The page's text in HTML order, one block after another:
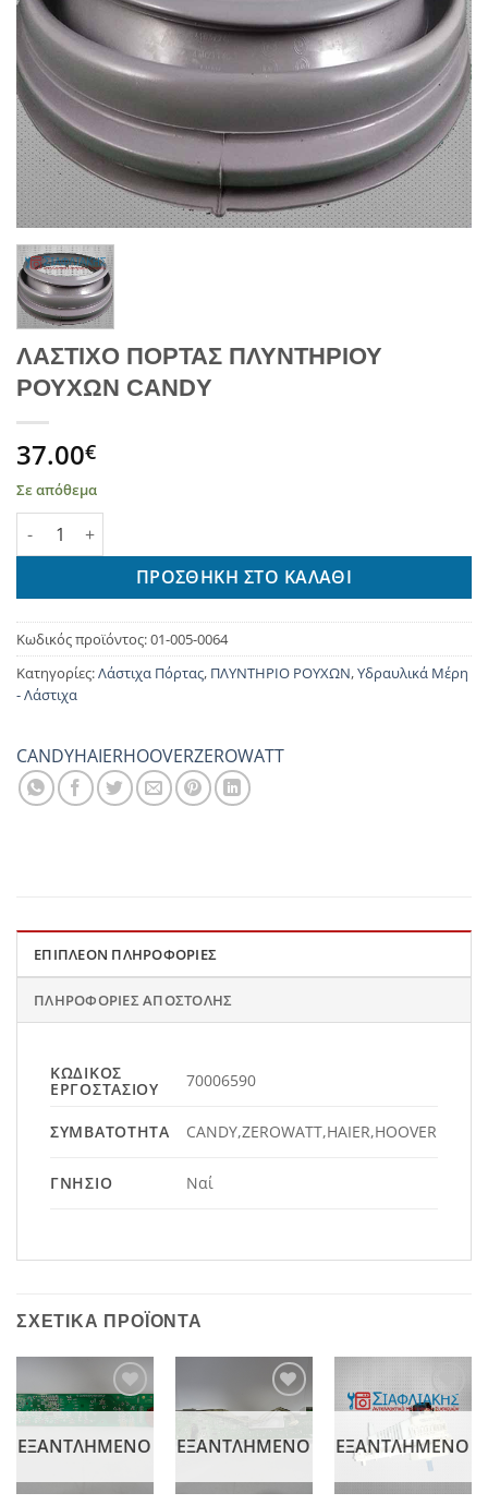
ΛΑΣΤΙΧΟ ΠΟΡΤΑΣ ΠΛΥΝΤΗΡΙΟΥ
ΡΟΥΧΩΝ CANDY
37.00€
Σε απόθεμα
ΛΑΣΤΙΧΟ ΠΟΡΤΑΣ ΠΛΥΝΤΗΡΙΟΥ ΡΟΥΧΩΝ CANDY ποσότητα
ΠΡΟΣΘΉΚΗ ΣΤΟ ΚΑΛΆΘΙ
Κωδικός προϊόντος:01-005-0064
Κατηγορίες:Λάστιχα Πόρτας, ΠΛΥΝΤΗΡΙΟ ΡΟΥΧΩΝ,Υδραυλικά Μέρη
- Λάστιχα
CANDYHAIERHOOVERZEROWATT
ΕΠΙΠΛΈΟΝ ΠΛΗΡΟΦΟΡΊΕΣ
ΠΛΗΡΟΦΟΡΊΕΣ ΑΠΟΣΤΟΛΉΣ
ΚΩΔΙΚΌΣ
ΕΡΓΟΣΤΑΣΊΟΥ 70006590
ΣΥΜΒΑΤΌΤΗΤΑ CANDY,ZEROWATT,HAIER,HOOVER
ΓΝΉΣΙΟ Ναί
ΣΧΕΤΙΚΆ ΠΡΟΪΌΝΤΑ
Add to
wishlist
ΕΞΑΝΤΛΗΜΈΝΟ
Add to
wishlist
ΕΞΑΝΤΛΗΜΈΝΟ
Add to
ΕΞΑΝΤΛΗΜΈΝΟ